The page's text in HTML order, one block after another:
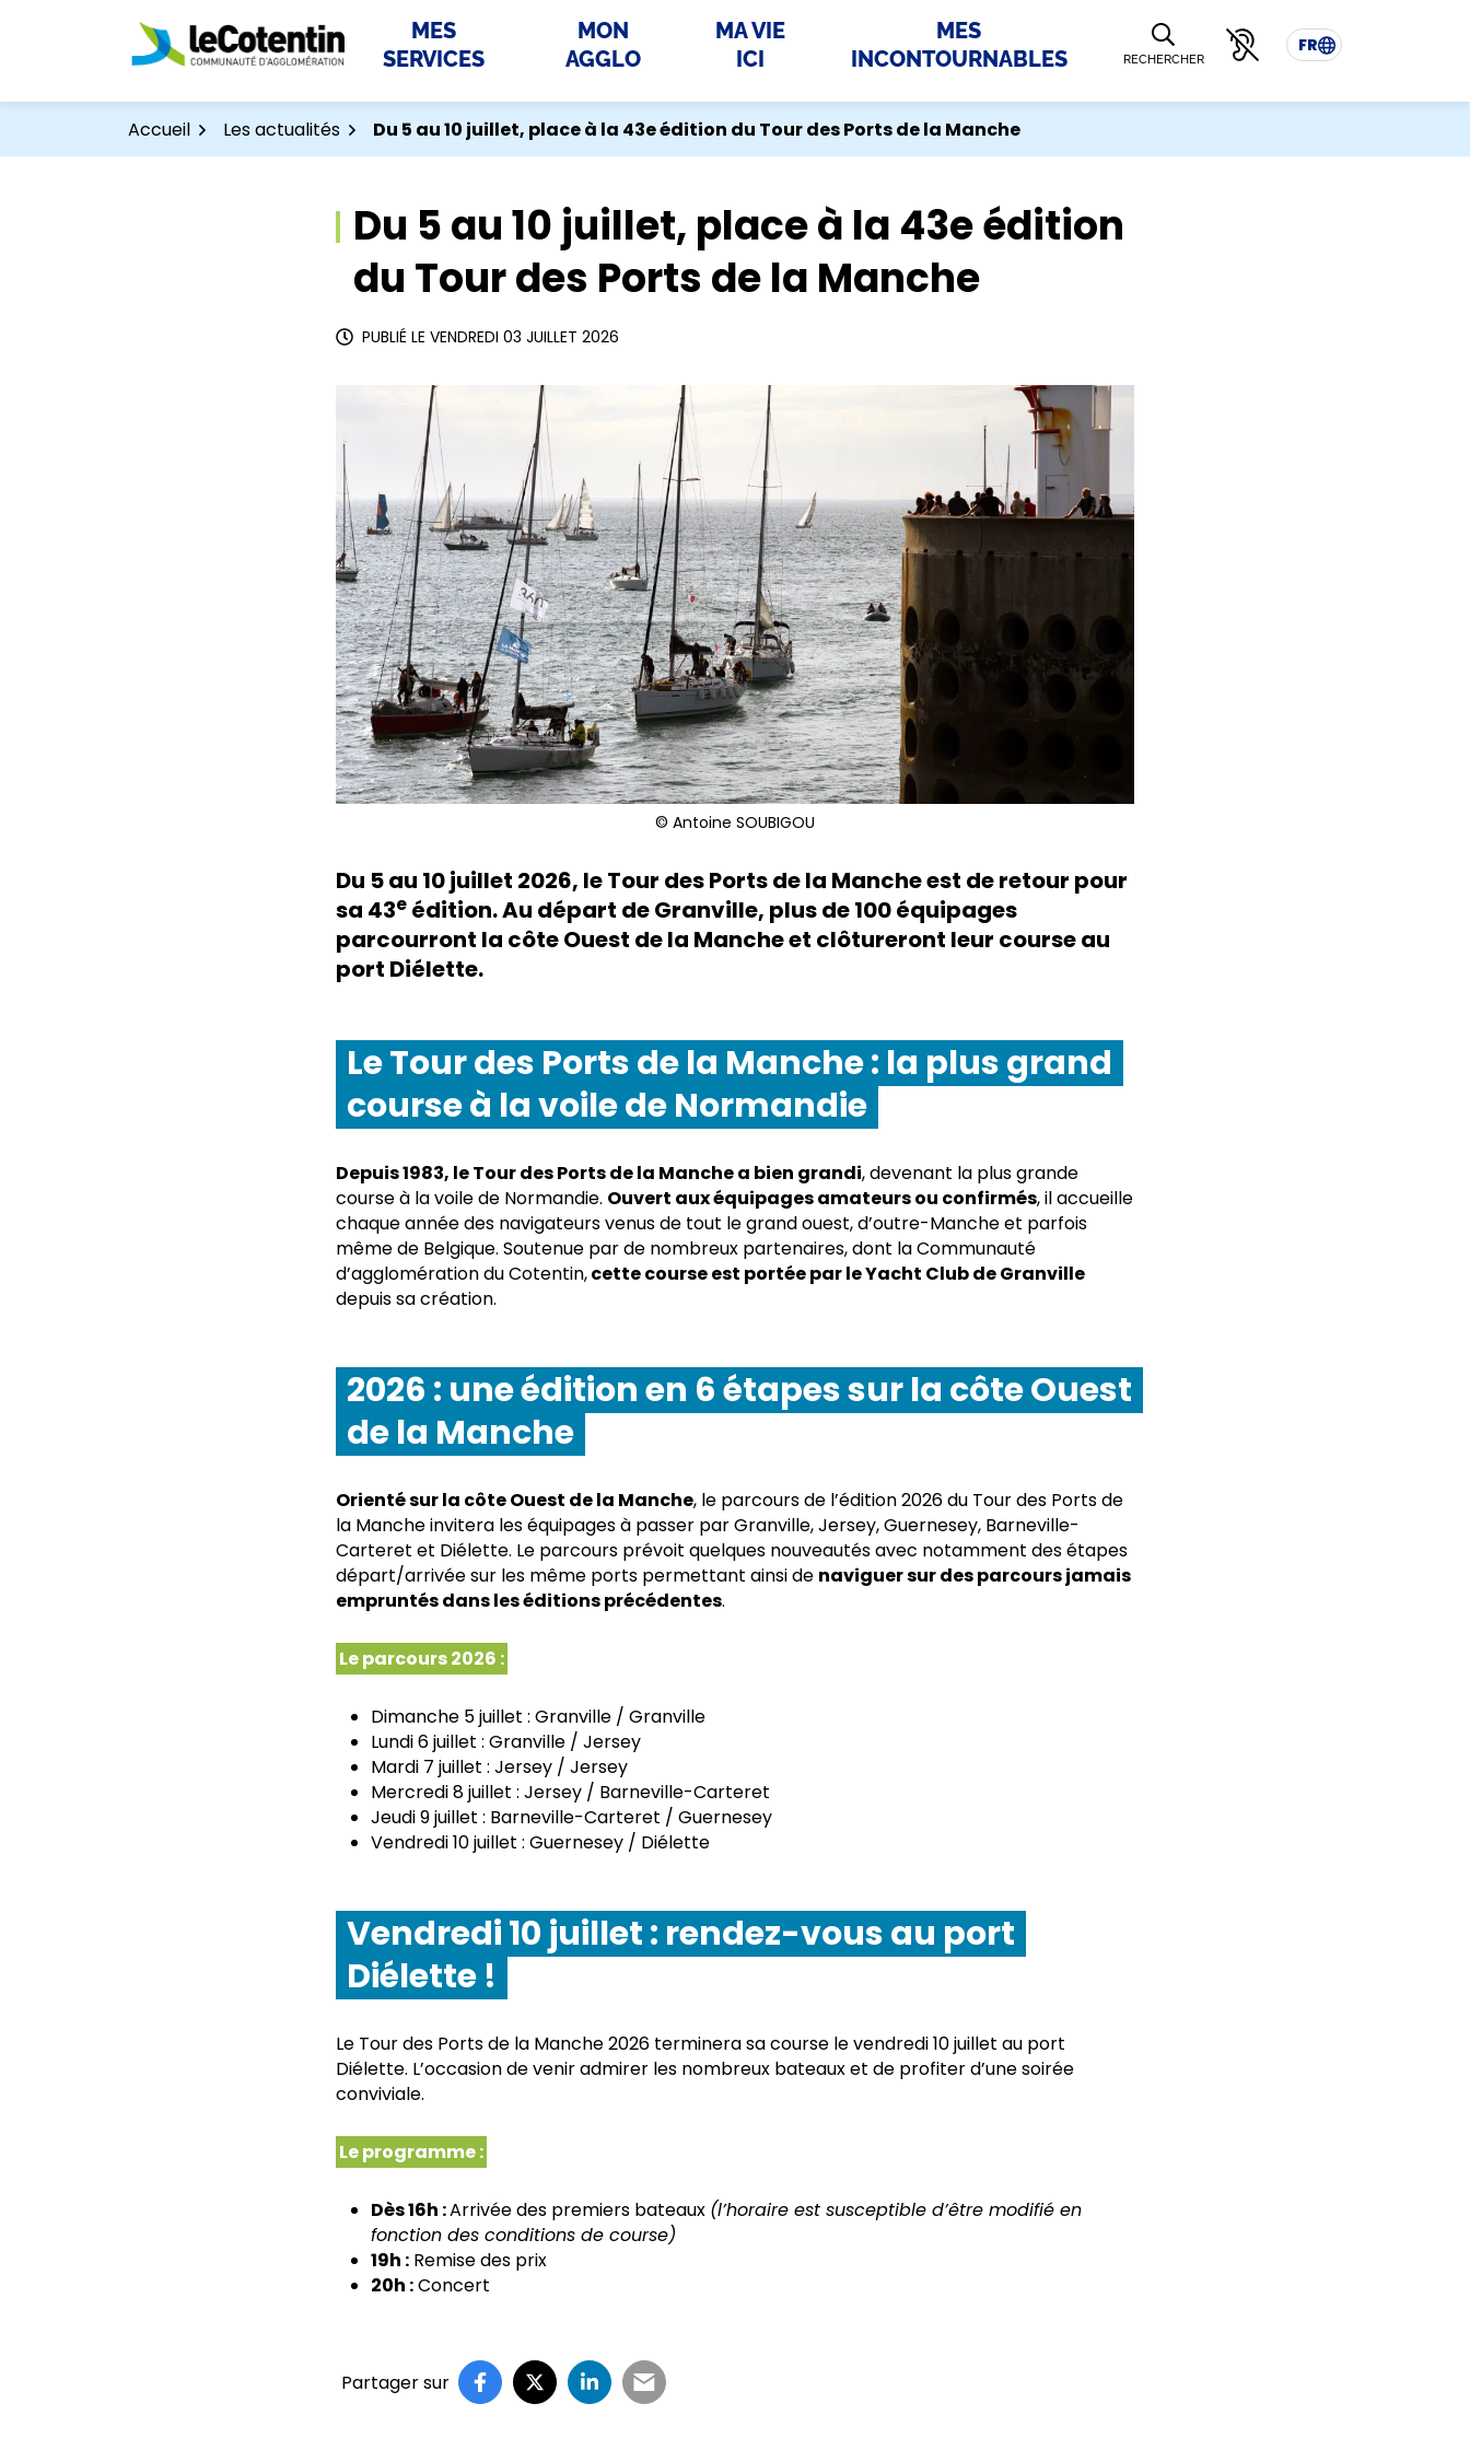
MES
SERVICES
MON
AGGLO
MA VIE
ICI
MES
INCONTOURNABLES
RECHERCHER
FR
Accueil Les actualités Du 5 au 10 juillet, place à la 43e édition du Tour des Ports de la Manche
Du 5 au 10 juillet, place à la 43e édition
du Tour des Ports de la Manche
PUBLIÉ LE VENDREDI 03 JUILLET 2026
© Antoine SOUBIGOU
Du 5 au 10 juillet 2026, le Tour des Ports de la Manche est de retour pour
sa 43e édition. Au départ de Granville, plus de 100 équipages
parcourront la côte Ouest de la Manche et clôtureront leur course au
port Diélette.
Le Tour des Ports de la Manche : la plus grand
course à la voile de Normandie
Depuis 1983, le Tour des Ports de la Manche a bien grandi, devenant la plus grande
course à la voile de Normandie. Ouvert aux équipages amateurs ou confirmés, il accueille
chaque année des navigateurs venus de tout le grand ouest, d’outre-Manche et parfois
même de Belgique. Soutenue par de nombreux partenaires, dont la Communauté
d’agglomération du Cotentin,cette course est portée par le Yacht Club de Granville
depuis sa création.
2026 : une édition en 6 étapes sur la côte Ouest
de la Manche
Orienté sur la côte Ouest de la Manche, le parcours de l’édition 2026 du Tour des Ports de
la Manche invitera les équipages à passer par Granville, Jersey, Guernesey, Barneville-
Carteret et Diélette. Le parcours prévoit quelques nouveautés avec notamment des étapes
départ/arrivée sur les même ports permettant ainsi de naviguer sur des parcours jamais
empruntés dans les éditions précédentes.
Le parcours 2026 :
Dimanche 5 juillet : Granville / Granville
Lundi 6 juillet : Granville / Jersey
Mardi 7 juillet : Jersey / Jersey
Mercredi 8 juillet : Jersey / Barneville-Carteret
Jeudi 9 juillet : Barneville-Carteret / Guernesey
Vendredi 10 juillet : Guernesey / Diélette
Vendredi 10 juillet : rendez-vous au port
Diélette !
Le Tour des Ports de la Manche 2026 terminera sa course le vendredi 10 juillet au port
Diélette. L’occasion de venir admirer les nombreux bateaux et de profiter d’une soirée
conviviale.
Le programme :
Dès 16h :Arrivée des premiers bateaux (l’horaire est susceptible d’être modifié en
fonction des conditions de course)
19h : Remise des prix
20h :Concert
Partager sur Partager sur Facebook
(ouverture dans un nouvel onglet)
Partager sur X (Twitter)
(ouverture dans un nouvel onglet)
Partager sur LinkedIn
(ouverture dans un nouvel onglet)
Partager par e-mail
(ouverture dans un nouvel onglet)